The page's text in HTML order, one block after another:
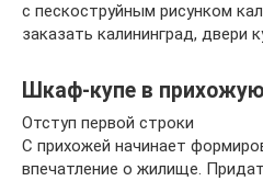
с пескоструйным рисунком
заказать калининград, двери
Шкаф-купе в прихожую
Отступ первой строки
С прихожей начинает
впечатление о жилище.